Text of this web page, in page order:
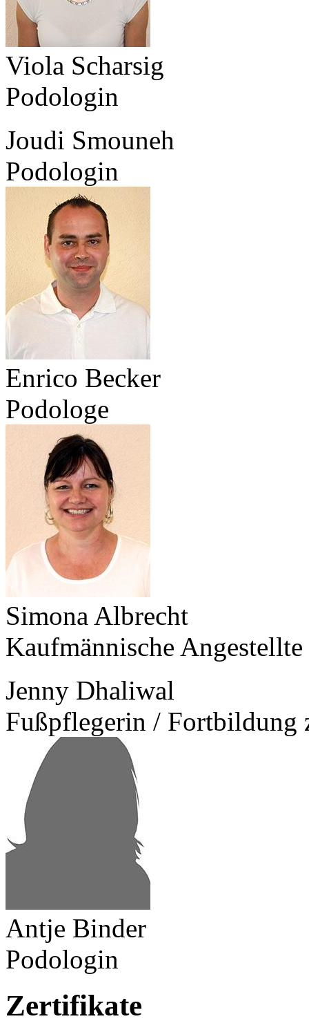
Viola Scharsig
Podologin
Joudi Smouneh
Podologin
Enrico Becker
Podologe
Simona Albrecht
Kaufmännische Angestellte
Jenny Dhaliwal
Fußpflegerin / Fortbildung
Antje Binder
Podologin
Zertifikate